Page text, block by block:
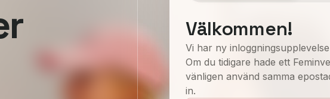
Välkommen!
Vi har ny
Om du tidigare hade ett
vänligen använd samma
in.